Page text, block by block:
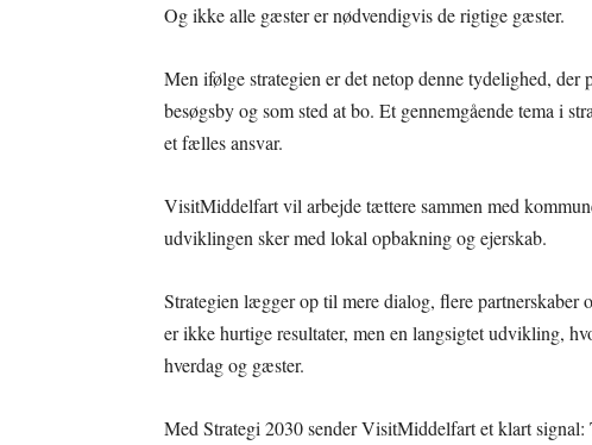
Og ikke alle gæster er nødvendigvis de rigtige gæster.
Men ifølge strategien er det netop denne tydelighed,
besøgsby og som sted at bo. Et gennemgående tema i
et fælles ansvar.
VisitMiddelfart vil arbejde tættere sammen med
udviklingen sker med lokal opbakning og ejerskab.
Strategien lægger op til mere dialog, flere
er ikke hurtige resultater, men en langsigtet udvikling,
hverdag og gæster.
Med Strategi 2030 sender VisitMiddelfart et klart